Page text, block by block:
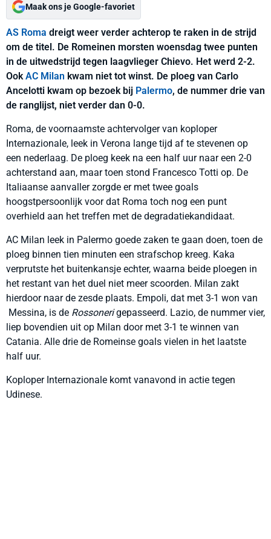
Maak ons je Google-favoriet
AS Roma dreigt weer verder achterop te raken in de strijd
om de titel. De Romeinen morsten woensdag twee punten
in de uitwedstrijd tegen laagvlieger Chievo. Het werd 2-2.
OokAC Milan kwam niet tot winst. De ploeg van Carlo
Ancelotti kwam op bezoek bij Palermo, de nummer drie van
de ranglijst, niet verder dan 0-0.
Roma, de voornaamste achtervolger van koploper
Internazionale, leek in Verona lange tijd af te stevenen op
een nederlaag. De ploeg keek na een half uur naar een 2-0
achterstand aan, maar toen stond Francesco Totti op. De
Italiaanse aanvaller zorgde er met twee goals
hoogstpersoonlijk voor dat Roma toch nog een punt
overhield aan het treffen met de degradatiekandidaat.
AC Milan leek in Palermo goede zaken te gaan doen, toen de
ploeg binnen tien minuten een strafschop kreeg. Kaka
verprutste het buitenkansje echter, waarna beide ploegen in
het restant van het duel niet meer scoorden. Milan zakt
hierdoor naar de zesde plaats. Empoli, dat met 3-1 won van
Messina, is de Rossonerigepasseerd. Lazio, de nummer vier,
liep bovendien uit op Milan door met 3-1 te winnen van
Catania. Alle drie de Romeinse goals vielen in het laatste
half uur.
Koploper Internazionale komt vanavond in actie tegen
Udinese.